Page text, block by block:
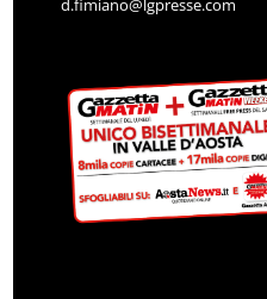
d.fimiano@lgpresse.com